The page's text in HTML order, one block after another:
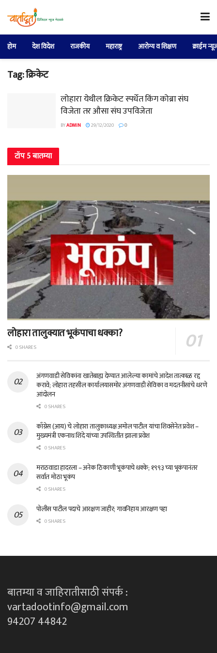
होम देश विदेश राजकीय महाराष्ट्र आरोग्य व शिक्षण क्राईम
Tag:क्रिकेट
लोहारा येथील क्रिकेट स्पर्धेत किंग कोब्रा संघ
विजेता तर औसा संघ उपविजेता
BYADMIN 29/12/2020 0
टॉप 5 बातम्या
लोहारा तालुक्यात भूकंपाचा धक्का?
0 SHARES
अंगणवाडी सेविकांना खातेबाह्य देण्यात आलेल्या कामांचे आदेश तात्काळ रद्द
करावे; लोहारा तहसील कार्यालयासमोर अंगणवाडी सेविका व मदतनीसांचे धरणे
आंदोलन
0 SHARES
काँग्रेस (आय) चे लोहारा तालुकाध्यक्ष अमोल पाटील यांचा शिवसेनेत प्रवेश –
मुख्यमंत्री एकनाथ शिंदे यांच्या उपस्थितीत झाला प्रवेश
0 SHARES
मराठवाडा हादरला – अनेक ठिकाणी भूकंपाचे धक्के; १९९३ च्या भूकंपानंतर
सर्वात मोठा भूकंप
0 SHARES
पोलीस पाटील पदाचे आरक्षण जाहीर; गावनिहाय आरक्षण पहा
0 SHARES
बातम्या व जाहिरातीसाठी संपर्क :
vartadootinfo@gmail.com
94207 44842